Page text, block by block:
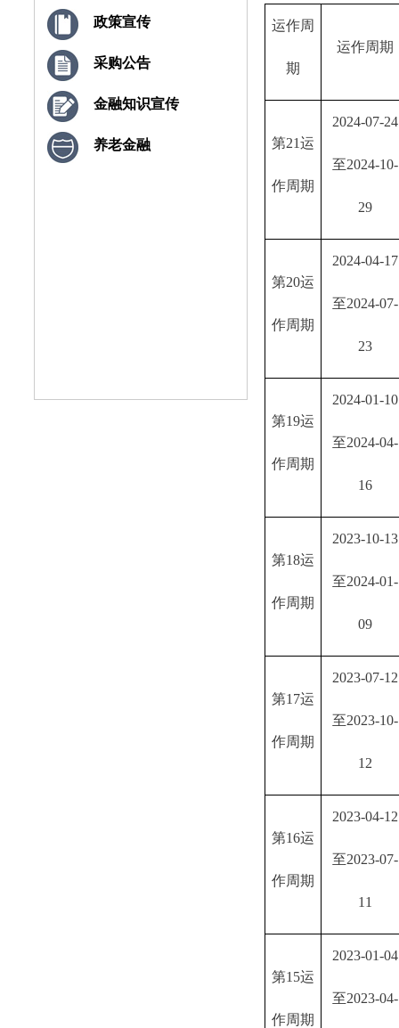
政策宣传
采购公告
金融知识宣传
养老金融
运作周
期
运作周期
第21运
作周期
2024-07-24
至2024-10-
29
第20运
作周期
2024-04-17
至2024-07-
23
第19运
作周期
2024-01-10
至2024-04-
16
第18运
作周期
2023-10-13
至2024-01-
09
第17运
作周期
2023-07-12
至2023-10-
12
第16运
作周期
2023-04-12
至2023-07-
11
第15运
作周期
2023-01-04
至2023-04-